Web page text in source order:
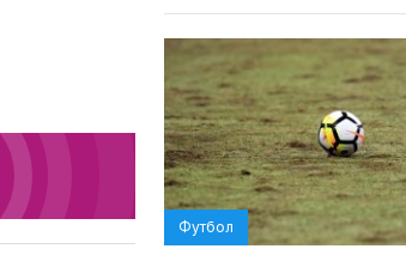
Футбол